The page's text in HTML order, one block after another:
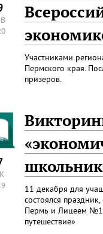
Участниками
Пермского края.
призеров.
11 декабря для
состоялся
Пермь и Лицеем
путешествие»